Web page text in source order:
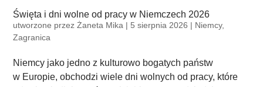
Święta i dni wolne od pracy w Niemczech 2026
utworzone przezŻaneta Mika | 5 sierpnia 2026 | Niemcy,
Zagranica
Niemcy jako jedno z kulturowo bogatych państw
w Europie, obchodzi wiele dni wolnych od pracy, które